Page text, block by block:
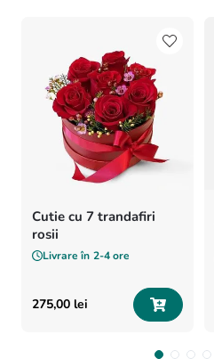
Cutie cu 7 trandafiri
rosii
Livrare în 2-4 ore
275,00 lei